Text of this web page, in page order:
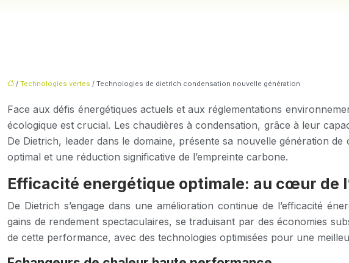
/ Technologies vertes / Technologies de dietrich condensation nouvelle génération
Face aux défis énergétiques actuels et aux réglementations
écologique est crucial. Les chaudières à condensation, grâce à leur
De Dietrich, leader dans le domaine, présente sa nouvelle génération
optimal et une réduction significative de l’empreinte carbone.
Efficacité energétique optimale: au cœur de
De Dietrich s’engage dans une amélioration continue de l’efficacité
gains de rendement spectaculaires, se traduisant par des économies
de cette performance, avec des technologies optimisées pour une